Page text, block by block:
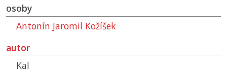
osoby
Antonín Jaromil Kožíšek
autor
Kal